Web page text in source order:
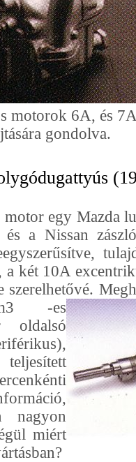
motorok 6A, és
gondolva.
egy Mazda
a Nissan
a két 10A
szerelhetővé.
-es
oldalsó
nagyon
miért